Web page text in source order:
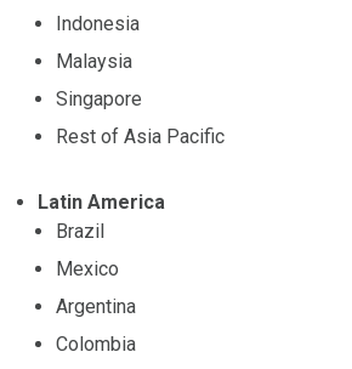
Indonesia
Malaysia
Singapore
Rest of Asia Pacific
Latin America
Brazil
Mexico
Argentina
Colombia